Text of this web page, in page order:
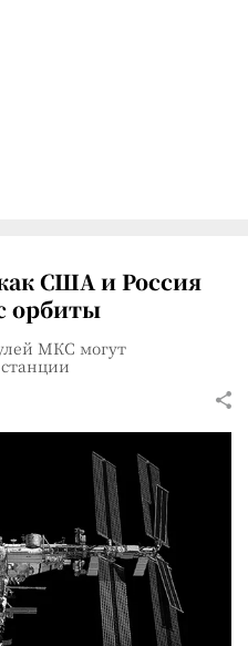
США и Россия
орбиты
МКС могут